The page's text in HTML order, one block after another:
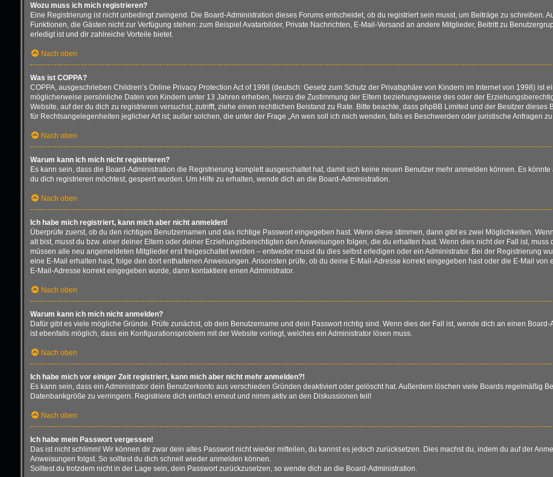
Wozu muss ich mich registrieren?
Eine Registrierung ist nicht unbedingt zwingend. Die Board-Administration dieses Forums entscheidet, ob du registriert sein musst, um Beiträge zu schreiben.
Funktionen, die Gästen nicht zur Verfügung stehen: zum Beispiel Avatarbilder, Private Nachrichten, E-Mail-Versand an andere Mitglieder, Beitritt zu
erledigt ist und dir zahlreiche Vorteile bietet.
Nach oben
Was ist COPPA?
COPPA, ausgeschrieben Children’s Online Privacy Protection Act of 1998 (deutsch: Gesetz zum Schutz der Privatsphäre von Kindern im Internet von 1998) ist
möglicherweise persönliche Daten von Kindern unter 13 Jahren erheben, hierzu die Zustimmung der Eltern beziehungsweise des oder der
Website, auf der du dich zu registrieren versuchst, zutrifft, ziehe einen rechtlichen Beistand zu Rate. Bitte beachte, dass phpBB Limited und der Besitzer
für Rechtsangelegenheiten jeglicher Art ist; außer solchen, die unter der Frage „An wen soll ich mich wenden, falls es Beschwerden oder juristische Anfragen
Nach oben
Warum kann ich mich nicht registrieren?
Es kann sein, dass die Board-Administration die Registrierung komplett ausgeschaltet hat, damit sich keine neuen Benutzer mehr anmelden können. Es
du dich registrieren möchtest, gesperrt wurden. Um Hilfe zu erhalten, wende dich an die Board-Administration.
Nach oben
Ich habe mich registriert, kann mich aber nicht anmelden!
Überprüfe zuerst, ob du den richtigen Benutzernamen und das richtige Passwort eingegeben hast. Wenn diese stimmen, dann gibt es zwei Möglichkeiten. Wenn
alt bist, musst du bzw. einer deiner Eltern oder deiner Erziehungsberechtigten den Anweisungen folgen, die du erhalten hast. Wenn dies nicht der Fall ist,
müssen alle neu angemeldeten Mitglieder erst freigeschaltet werden – entweder musst du dies selbst erledigen oder ein Administrator. Bei der Registrierung
eine E-Mail erhalten hast, folge den dort enthaltenen Anweisungen. Ansonsten prüfe, ob du deine E-Mail-Adresse korrekt eingegeben hast oder die E-Mail
E-Mail-Adresse korrekt eingegeben wurde, dann kontaktiere einen Administrator.
Nach oben
Warum kann ich mich nicht anmelden?
Dafür gibt es viele mögliche Gründe. Prüfe zunächst, ob dein Benutzername und dein Passwort richtig sind. Wenn dies der Fall ist, wende dich an einen
ist ebenfalls möglich, dass ein Konfigurationsproblem mit der Website vorliegt, welches ein Administrator lösen muss.
Nach oben
Ich habe mich vor einiger Zeit registriert, kann mich aber nicht mehr anmelden?!
Es kann sein, dass ein Administrator dein Benutzerkonto aus verschieden Gründen deaktiviert oder gelöscht hat. Außerdem löschen viele Boards regelmäßig
Datenbankgröße zu verringern. Registriere dich einfach erneut und nimm aktiv an den Diskussionen teil!
Nach oben
Ich habe mein Passwort vergessen!
Das ist nicht schlimm! Wir können dir zwar dein altes Passwort nicht wieder mitteilen, du kannst es jedoch zurücksetzen. Dies machst du, indem du auf der
Anweisungen folgst. So solltest du dich schnell wieder anmelden können.
Solltest du trotzdem nicht in der Lage sein, dein Passwort zurückzusetzen, so wende dich an die Board-Administration.